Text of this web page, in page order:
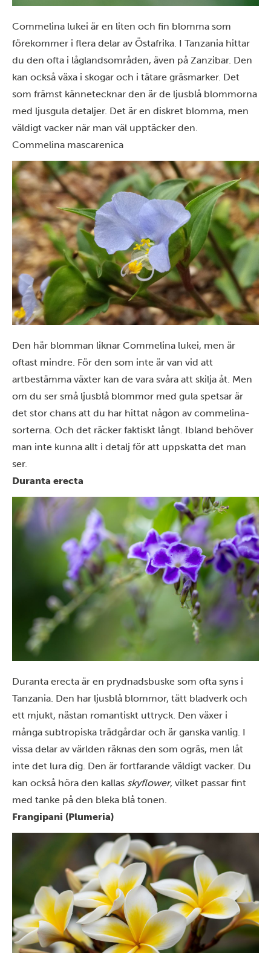
Commelina lukei är en liten och fin blomma som
förekommer i flera delar av Östafrika. I Tanzania hittar
du den ofta i låglandsområden, även på Zanzibar. Den
kan också växa i skogar och i tätare gräsmarker. Det
som främst kännetecknar den är de ljusblå blommorna
med ljusgula detaljer. Det är en diskret blomma, men
väldigt vacker när man väl upptäcker den.
Commelina mascarenica
Den här blomman liknar Commelina lukei, men är
oftast mindre. För den som inte är van vid att
artbestämma växter kan de vara svåra att skilja åt. Men
om du ser små ljusblå blommor med gula spetsar är
det stor chans att du har hittat någon av commelina-
sorterna. Och det räcker faktiskt långt. Ibland behöver
man inte kunna allt i detalj för att uppskatta det man
ser.
Duranta erecta
Duranta erecta är en prydnadsbuske som ofta syns i
Tanzania. Den har ljusblå blommor, tätt bladverk och
ett mjukt, nästan romantiskt uttryck. Den växer i
många subtropiska trädgårdar och är ganska vanlig. I
vissa delar av världen räknas den som ogräs, men låt
inte det lura dig. Den är fortfarande väldigt vacker. Du
kan också höra den kallas skyflower, vilket passar fint
med tanke på den bleka blå tonen.
Frangipani (Plumeria)